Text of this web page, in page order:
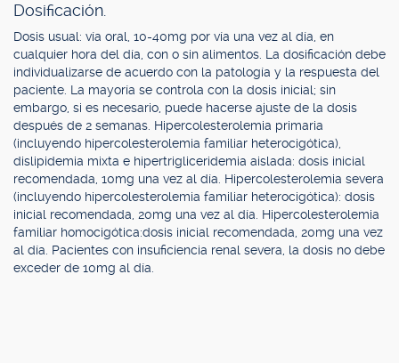
Dosificación.
Dosis usual: vía oral, 10-40mg por vía una vez al día, en
cualquier hora del día, con o sin alimentos. La dosificación debe
individualizarse de acuerdo con la patología y la respuesta del
paciente. La mayoría se controla con la dosis inicial; sin
embargo, si es necesario, puede hacerse ajuste de la dosis
después de 2 semanas. Hipercolesterolemia primaria
(incluyendo hipercolesterolemia familiar heterocigótica),
dislipidemia mixta e hipertrigliceridemia aislada: dosis inicial
recomendada, 10mg una vez al día. Hipercolesterolemia severa
(incluyendo hipercolesterolemia familiar heterocigótica): dosis
inicial recomendada, 20mg una vez al día. Hipercolesterolemia
familiar homocigótica:dosis inicial recomendada, 20mg una vez
al día. Pacientes con insuficiencia renal severa, la dosis no debe
exceder de 10mg al día.